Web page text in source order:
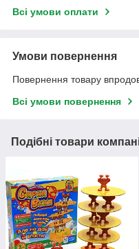
Всі умови оплати
Умови повернення
Повернення товару
Всі умови повернення
Подібні товари